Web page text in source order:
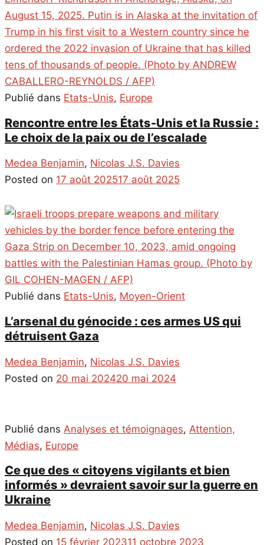
Publié dans Etats-Unis, Europe
Rencontre entre les États-Unis et la Russie :
Le choix de la paix ou de l’escalade
Medea Benjamin, Nicolas J.S. Davies
Posted on 17 août 202517 août 2025
Publié dans Etats-Unis, Moyen-Orient
L’arsenal du génocide : ces armes US qui
détruisent Gaza
Medea Benjamin, Nicolas J.S. Davies
Posted on 20 mai 202420 mai 2024
Publié dans Analyses et témoignages, Attention,
Médias, Europe
Ce que des « citoyens vigilants et bien
informés » devraient savoir sur la guerre en
Ukraine
Medea Benjamin, Nicolas J.S. Davies
Posted on 15 février 202311 octobre 2023